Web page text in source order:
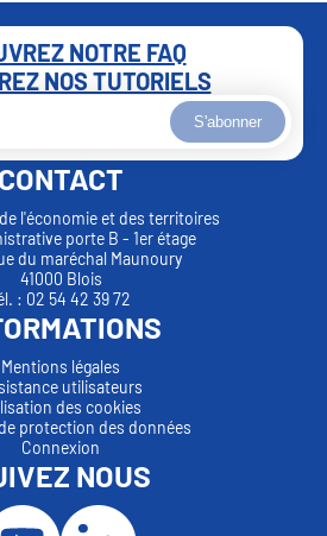
NOTRE FAQ
NOS TUTORIELS
S'abonner
CONTACT
l'économie et des territoires
porte B - 1er étage
du maréchal Maunoury
41000 Blois
: 02 54 42 39 72
Mentions légales
utilisateurs
des cookies
protection des données
Connexion
NOUS